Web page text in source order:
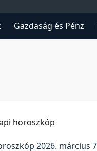
Gazdaság és Pénz
horoszkóp
2026. március